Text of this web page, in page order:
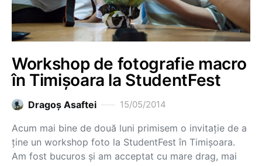
Workshop de fotografie macro
în Timișoara la StudentFest
Dragoş Asaftei 15/05/2014
Acum mai bine de două luni primisem o invitație de a
ține un workshop foto la StudentFest în Timișoara.
Am fost bucuros și am acceptat cu mare drag, mai